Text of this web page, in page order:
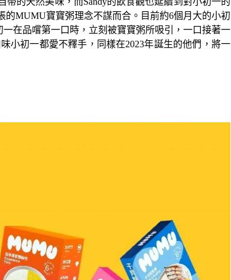
MUMU寶寶粥理念不謀而合。目前約6個月大的小初
在品嚐第一口時，立刻被寶寶粥所吸引，一口接著一
小初一都愛不釋手，同樣在2023年誕生的他們，將一